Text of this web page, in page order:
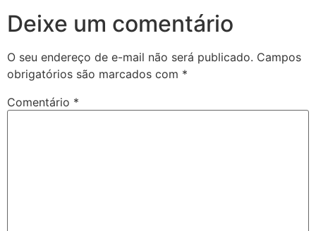
Deixe um comentário
O seu endereço de e-mail não será publicado. Campos
obrigatórios são marcados com *
Comentário *